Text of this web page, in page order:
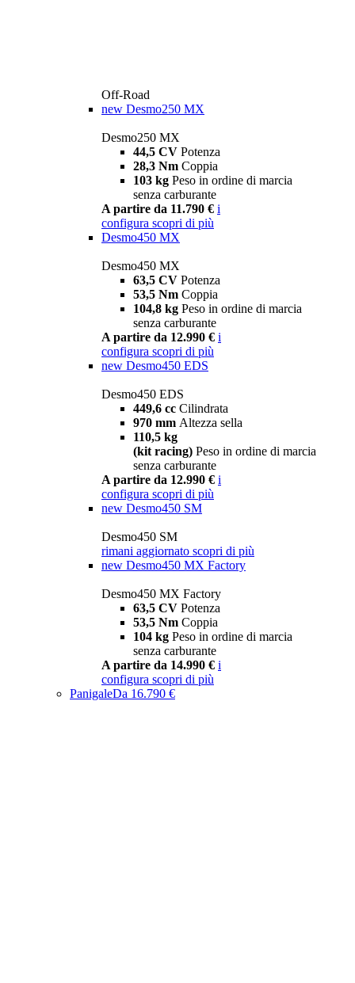
Off-Road
new Desmo250 MX
Desmo250 MX
44,5 CV Potenza
28,3 Nm Coppia
103 kg Peso in ordine di marcia
senza carburante
A partire da 11.790 € i
configura scopri di più
Desmo450 MX
Desmo450 MX
63,5 CV Potenza
53,5 Nm Coppia
104,8 kg Peso in ordine di marcia
senza carburante
A partire da 12.990 € i
configura scopri di più
new Desmo450 EDS
Desmo450 EDS
449,6 cc Cilindrata
970 mm Altezza sella
110,5 kg
(kit racing) Peso in ordine di marcia
senza carburante
A partire da 12.990 € i
configura scopri di più
new Desmo450 SM
Desmo450 SM
rimani aggiornato scopri di più
new Desmo450 MX Factory
Desmo450 MX Factory
63,5 CV Potenza
53,5 Nm Coppia
104 kg Peso in ordine di marcia
senza carburante
A partire da 14.990 € i
configura scopri di più
PanigaleDa 16.790 €